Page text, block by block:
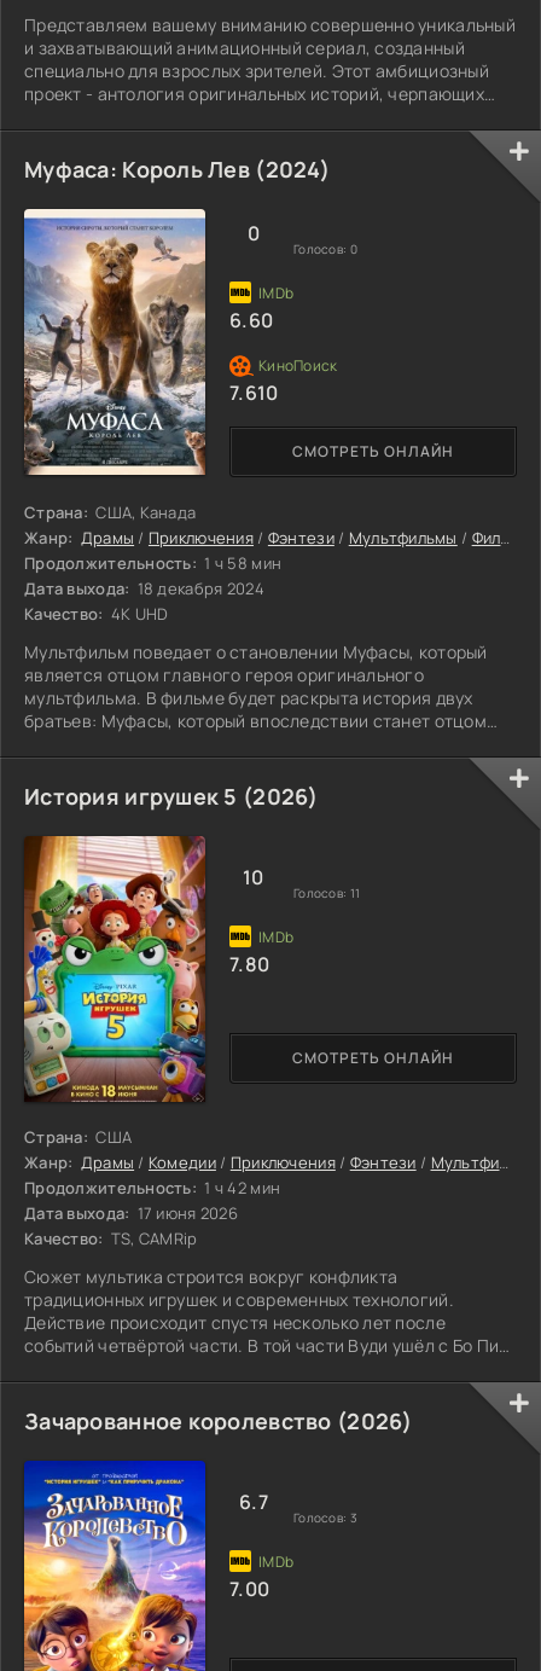
Представляем вашему вниманию совершенно уникальный
и захватывающий анимационный сериал, созданный
специально для взрослых зрителей. Этот амбициозный
проект - антология оригинальных историй, черпающих
Муфаса: Король Лев (2024)
Страна: США, Канада
Жанр: Драмы / Приключения / Фэнтези/ Мультфильмы / Фильмы 2024
Продолжительность: 1 ч 58 мин
Дата выхода: 18 декабря 2024
Качество: 4K UHD
Мультфильм поведает о становлении Муфасы, который
является отцом главного героя оригинального
мультфильма. В фильме будет раскрыта история двух
братьев: Муфасы, который впоследствии станет отцом
СМОТРЕТЬ ОНЛАЙН
0
Голосов: 0
6.60
7.610
История игрушек 5 (2026)
Страна: США
Жанр: Драмы / Комедии/ Приключения/ Фэнтези / Мультфильмы
Продолжительность: 1 ч 42 мин
Дата выхода: 17 июня 2026
Качество: TS, CAMRip
Сюжет мультика строится вокруг конфликта
традиционных игрушек и современных технологий.
Действие происходит спустя несколько лет после
событий четвёртой части. В той части Вуди ушёл с Бо Пип,
СМОТРЕТЬ ОНЛАЙН
10
Голосов: 11
7.80
Зачарованное королевство (2026)
6.7
Голосов: 3
7.00